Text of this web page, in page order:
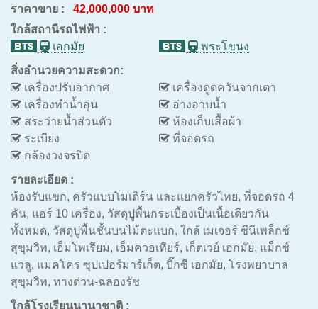
ราคาขาย : 42,000,000 บาท
ใกล้สถานีรถไฟฟ้า :
เอกมัย
พระโขนง
สิ่งอำนวยความสะดวก:
เครื่องปรับอากาศ
เครื่องดูดควันจากเตา
เครื่องทำน้ำอุ่น
อ่างอาบน้ำ
สระว่ายน้ำส่วนตัว
ห้องเก็บเสื้อผ้า
ระเบียง
ที่จอดรถ
กล้องวงจรปิด
รายละเอียด :
ห้องรับแขก, ครัวแบบโมเดิร์น และแยกครัวไทย, ที่จอดรถ 4
คัน, แอร์ 10 เครื่อง, วัสดุปูพื้นกระเบื้องเป็นเนื้อเดียวกัน
ทั้งหมด, วัสดุปูพื้นชั้นบนไม้ตะแบก, ใกล้ เมเจอร์ ซีนีเพล็กซ์
สุขุมวิท, เอ็มโพเรียม, เอ็มควอเทียร์, เก็ตเวย์ เอกมัย, แม็กซ์
แวลู, แมคโคร ซุปเปอร์มาร์เก็ต, บิ๊กซี เอกมัย, โรงพยาบาล
สุขุมวิท, ทางด่วน-ฉลองรัช
ใกล้โรงเรียนนานาชาติ :